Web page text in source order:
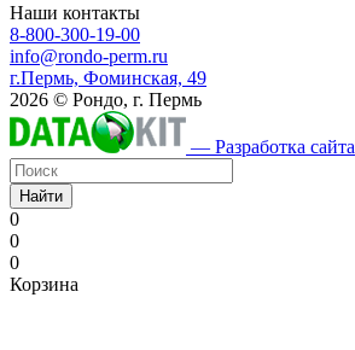
Наши контакты
8-800-300-19-00
info@rondo-perm.ru
г.Пермь, Фоминская, 49
2026 © Рондо, г. Пермь
— Разработка сайта
Найти
0
0
0
Корзина